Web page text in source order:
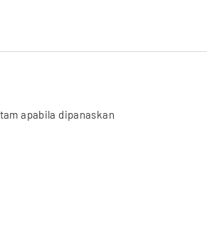
apabila dipanaskan